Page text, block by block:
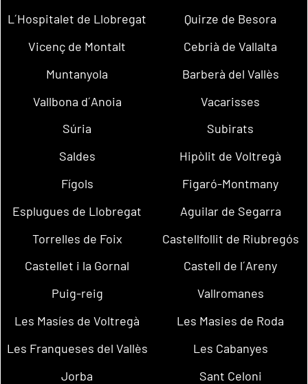
L´Hospitalet de Llobregat
Quirze de Besora
Vicenç de Montalt
Cebrià de Vallalta
Muntanyola
Barberà del Vallès
Vallbona d´Anoia
Vacarisses
Súria
Subirats
Saldes
Hipòlit de Voltregà
Fígols
Figaró-Montmany
Esplugues de Llobregat
Aguilar de Segarra
Torrelles de Foix
Castellfollit de Riubregós
Castellet i la Gornal
Castell de l´Areny
Puig-reig
Vallromanes
Les Masíes de Voltregà
Les Masies de Roda
Les Franqueses del Vallès
Les Cabanyes
Jorba
Sant Celoni